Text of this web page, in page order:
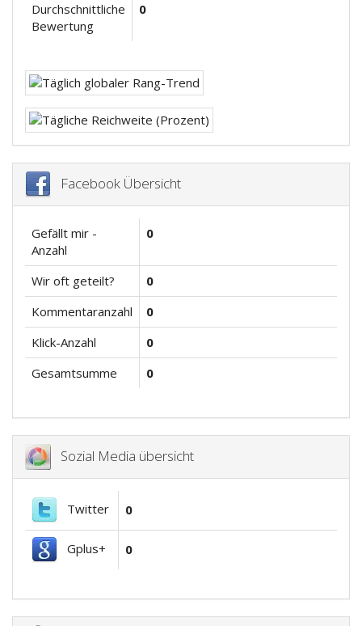
Durchschnittliche
Bewertung
0
Facebook Übersicht
Gefällt mir -
Anzahl
0
Wir oft geteilt?
0
Kommentaranzahl
0
Klick-Anzahl
0
Gesamtsumme
0
Sozial Media übersicht
Twitter 0
Gplus+ 0